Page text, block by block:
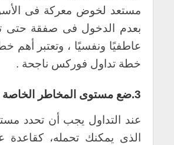
مستعد لخوض معركة فى
بعدم الدخول فى صفقة حتى
عاطفيًا ونفسيًا ، وتعتبر أهم
خطة تداول فوركس ناجحة .
3.ضع مستوى المخاطر الخاصة بك
عند التداول يجب أن تحدد
الذى يمكنك تحمله، كقاعدة